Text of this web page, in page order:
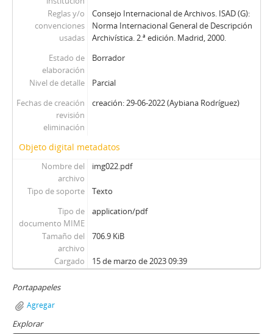
Reglas y/o
convenciones
usadas
Consejo Internacional de Archivos. ISAD (G):
Norma Internacional General de Descripción
Archivística. 2.ª edición. Madrid, 2000.
Estado de
elaboración
Borrador
Nivel de detalle
Parcial
Fechas de creación
revisión
eliminación
creación: 29-06-2022 (Aybiana Rodríguez)
Objeto digital metadatos
Nombre del
archivo
img022.pdf
Tipo de soporte
Texto
Tipo de
documento MIME
application/pdf
Tamaño del
archivo
706.9 KiB
Cargado 15 de marzo de 2023 09:39
Portapapeles
Agregar
Explorar